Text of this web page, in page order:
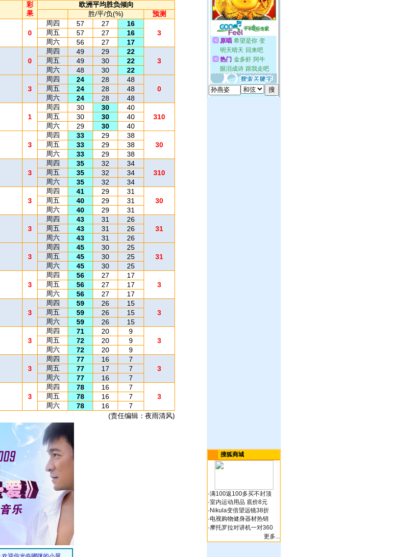
彩
果
欧洲平均胜负倾向
胜/平/负(%)
预测
0
周四 57 27
16
3
周五 57 27
16
周六
56 27 17
0
周四 49 29
22
3
周五 49 30
22
周六
48 30 22
3
周四 24 28
48
0
周五 24 28
48
周六
24 28 48
1
周四 30 30
40
310
周五 30 30
40
周六
29 30 40
3
周四 33 29
38
30
周五 33 29
38
周六
33 29 38
3
周四 35 32
34
310
周五 35 32
34
周六
35 32 34
3
周四 41 29
31
30
周五 40 29
31
周六
40 29 31
3
周四 43 31
26
31
周五 43 31
26
周六
43 31 26
3
周四 45 30
25
31
周五 45 30
25
周六
45 30 25
3
周四 56 27
17
3
周五 56 27
17
周六
56 27 17
3
周四 59 26
15
3
周五 59 26
15
周六
59 26 15
3
周四 71 20
9
3
周五 72 20
9
周六
72 20 9
3
周四 77 16
7
3
周五 77 17
7
周六
77 16 7
3
周四 78 16
7
3
周五 78 16
7
周六
78 16
7
(责任编辑：夜雨清风)
搜狐商城
·满100返100多买不封顶
·室内运动用品 底价8元
· Nikula变倍望远镜38折
·电视购物健身器材热销
·摩托罗拉对讲机一对360
更多...